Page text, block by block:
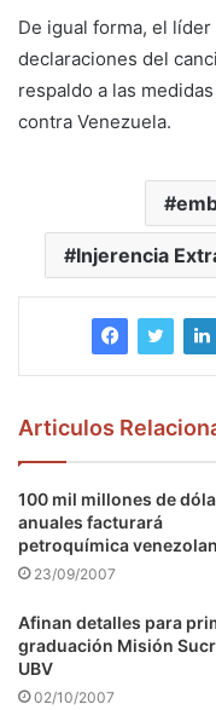
De igual forma, el
declaraciones del
respaldo a las
contra Venezuela.
Injerencia
Articulos
100 mil millones de
anuales facturará
petroquímica
23/09/2007
Afinan detalles para
graduación Misión
UBV
02/10/2007